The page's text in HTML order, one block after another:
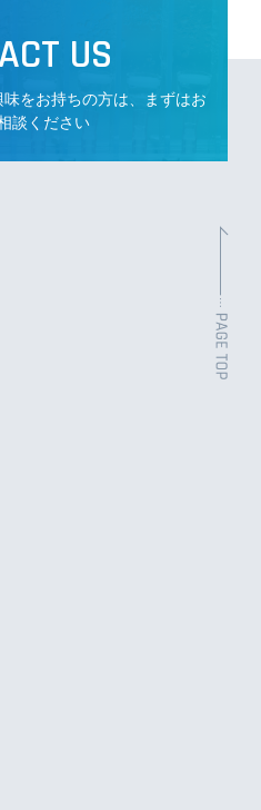
US
をお持ちの方は、まずはお
談ください